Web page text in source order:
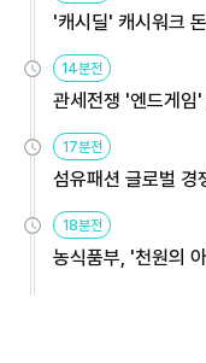
'캐시딜' 캐시워크
14분전
관세전쟁 '엔드게임
17분전
섬유패션 글로벌
18분전
농식품부, '천원의